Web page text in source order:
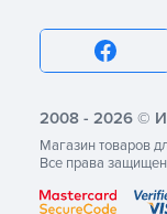
2008 - 2026 ©
Магазин товаров
Все права